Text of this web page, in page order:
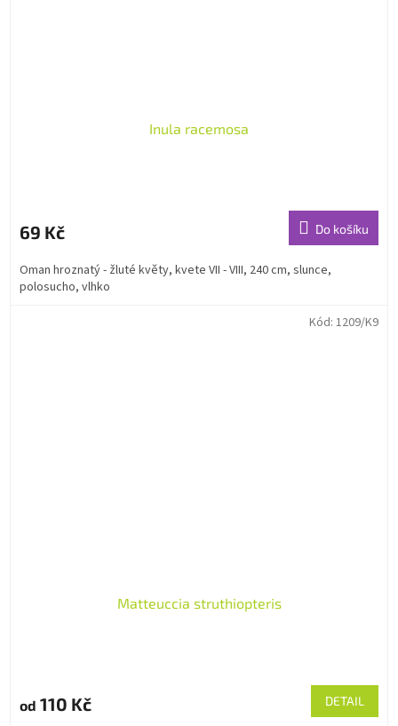
Inula racemosa
69 Kč Do košíku
Oman hroznatý - žluté květy, kvete VII - VIII, 240 cm, slunce,
polosucho, vlhko
Matteuccia struthiopteris
od 110 Kč DETAIL
Kód: 1209/K9